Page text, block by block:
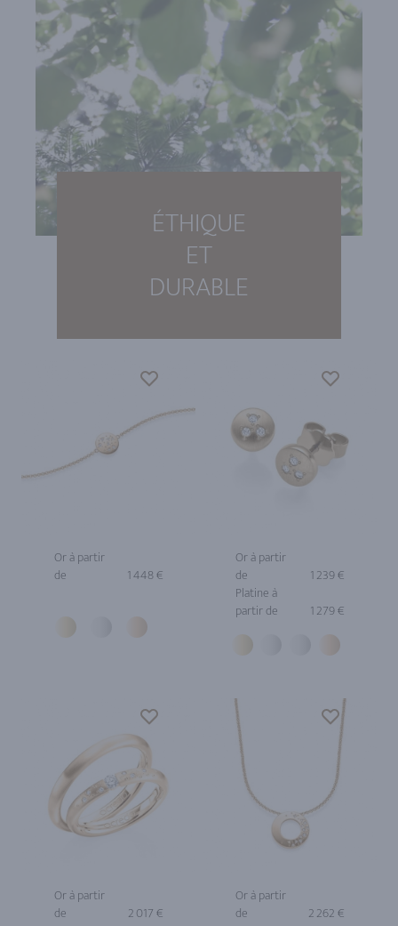
ÉTHIQUE
ET
DURABLE
Or à partir
de
1 448 €
Or à partir
de
1 239 €
Platine à
partir de
1 279 €
Or à partir
de
2 017 €
Or à partir
de
2 262 €